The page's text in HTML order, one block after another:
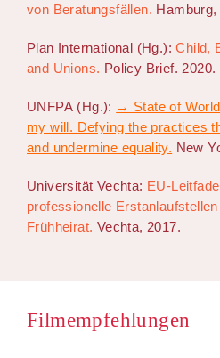
von Beratungsfällen. Hamburg,
Plan International (Hg.):Child,
and Unions. Policy Brief. 2020.
UNFPA (Hg.): → State of
my will. Defying the practices
and undermine equality. New
Universität Vechta: EU-
professionelle
Frühheirat. Vechta, 2017.
Filmempfehlungen